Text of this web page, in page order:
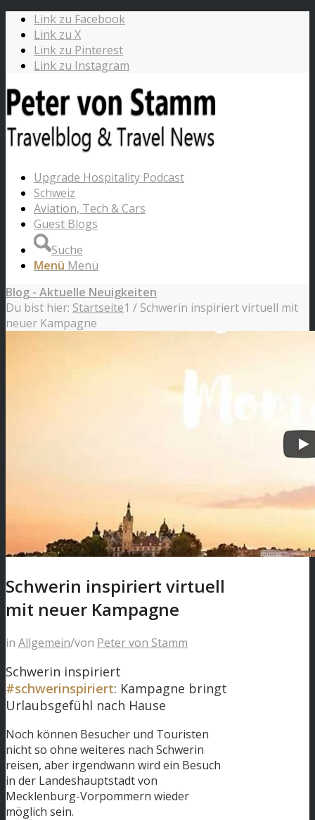
Link zu Facebook
Link zu X
Link zu Pinterest
Link zu Instagram
Upgrade Hospitality Podcast
Schweiz
Aviation, Tech & Cars
Guest Blogs
Suche
Menü Menü
Blog - Aktuelle Neuigkeiten
Du bist hier: Startseite1 / Schwerin inspiriert virtuell mit
neuer Kampagne
Schwerin inspiriert virtuell
mit neuer Kampagne
in Allgemein/von Peter von Stamm
Schwerin inspiriert
#schwerinspiriert: Kampagne bringt
Urlaubsgefühl nach Hause
Noch können Besucher und Touristen
nicht so ohne weiteres nach Schwerin
reisen, aber irgendwann wird ein Besuch
in der Landeshauptstadt von
Mecklenburg-Vorpommern wieder
möglich sein.